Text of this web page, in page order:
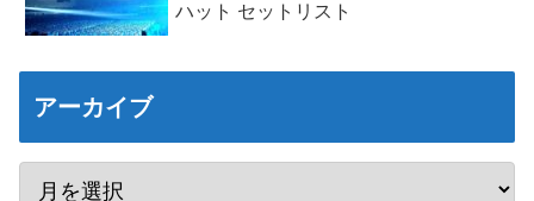
ハット セットリスト
アーカイブ